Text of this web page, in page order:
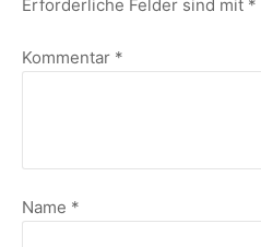
Erforderliche Felder sind mit *
Kommentar *
Name *